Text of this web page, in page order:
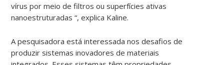
vírus por meio de filtros ou superfícies ativas
nanoestruturadas “, explica Kaline.
A pesquisadora está interessada nos desafios de
produzir sistemas inovadores de materiais